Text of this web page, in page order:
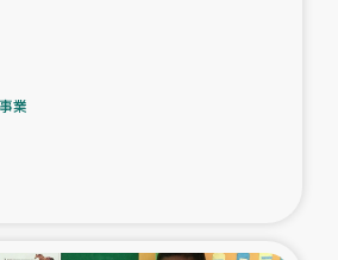
区における羊の畜産支援
業